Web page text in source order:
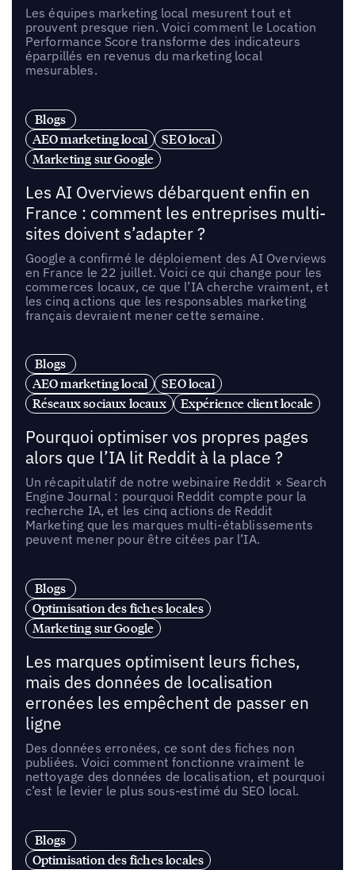
Les équipes marketing local mesurent tout et
prouvent presque rien. Voici comment le Location
Performance Score transforme des indicateurs
éparpillés en revenus du marketing local
mesurables.
Blogs
AEO marketing local
SEO local
Marketing sur Google
Les AI Overviews débarquent enfin en
France : comment les entreprises multi-
sites doivent s’adapter ?
Google a confirmé le déploiement des AI Overviews
en France le 22 juillet. Voici ce qui change pour les
commerces locaux, ce que l’IA cherche vraiment, et
les cinq actions que les responsables marketing
français devraient mener cette semaine.
Blogs
AEO marketing local
SEO local
Réseaux sociaux locaux
Expérience client locale
Pourquoi optimiser vos propres pages
alors que l’IA lit Reddit à la place ?
Un récapitulatif de notre webinaire Reddit × Search
Engine Journal : pourquoi Reddit compte pour la
recherche IA, et les cinq actions de Reddit
Marketing que les marques multi-établissements
peuvent mener pour être citées par l’IA.
Blogs
Optimisation des fiches locales
Marketing sur Google
Les marques optimisent leurs fiches,
mais des données de localisation
erronées les empêchent de passer en
ligne
Des données erronées, ce sont des fiches non
publiées. Voici comment fonctionne vraiment le
nettoyage des données de localisation, et pourquoi
c’est le levier le plus sous-estimé du SEO local.
Blogs
Optimisation des fiches locales